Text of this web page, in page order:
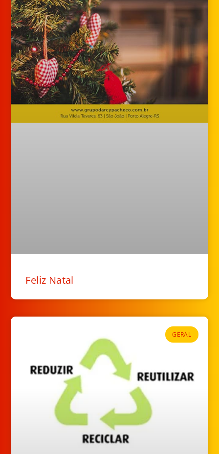
Feliz Natal
GERAL